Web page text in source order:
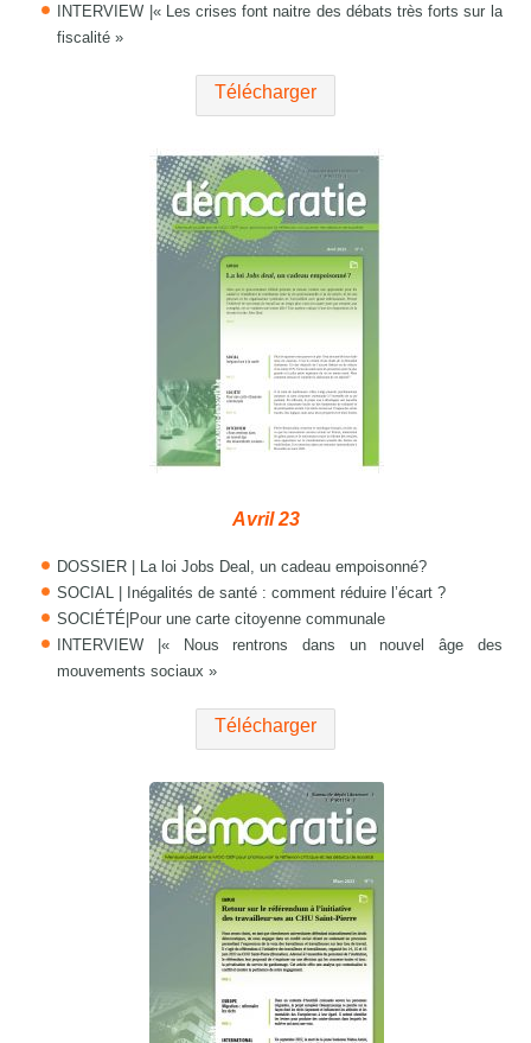
INTERVIEW |« Les crises font naitre des débats très forts sur la
fiscalité »
Télécharger
Avril 23
DOSSIER | La loi Jobs Deal, un cadeau empoisonné?
SOCIAL | Inégalités de santé : comment réduire l’écart ?
SOCIÉTÉ|Pour une carte citoyenne communale
INTERVIEW |« Nous rentrons dans un nouvel âge des
mouvements sociaux »
Télécharger